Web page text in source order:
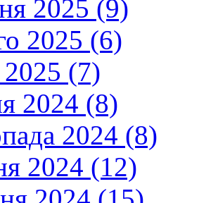
2025 (9)
2025 (6)
2025 (7)
2024 (8)
2024 (8)
2024 (12)